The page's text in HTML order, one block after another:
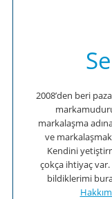
2008’den beri
markalaşma
ve
Kendini
çokça ihtiyaç var.
bildiklerimi